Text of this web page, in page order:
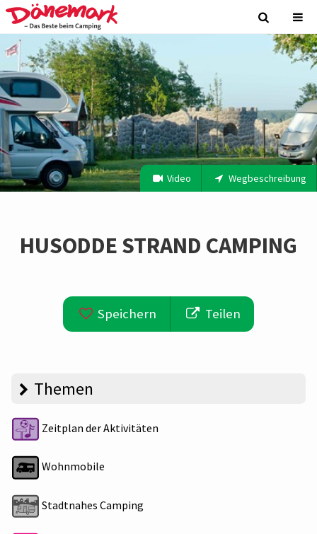
Video Wegbeschreibung
HUSODDE STRAND CAMPING
Speichern Teilen
Themen
Zeitplan der Aktivitäten
Wohnmobile
Stadtnahes Camping